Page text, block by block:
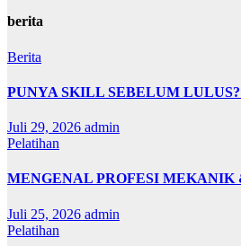
berita
Berita
PUNYA SKILL SEBELUM
Juli 29, 2026 admin
Pelatihan
MENGENAL PROFESI
Juli 25, 2026 admin
Pelatihan